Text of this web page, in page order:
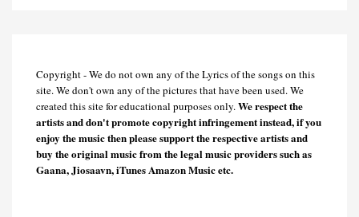
Copyright - We do not own any of the Lyrics of the songs on this
site. We don't own any of the pictures that have been used. We
created this site for educational purposes only.We respect the
artists and don't promote copyright infringement instead, if you
enjoy the music then please support the respective artists and
buy the original music from the legal music providers such as
Gaana, Jiosaavn, iTunes Amazon Music etc.